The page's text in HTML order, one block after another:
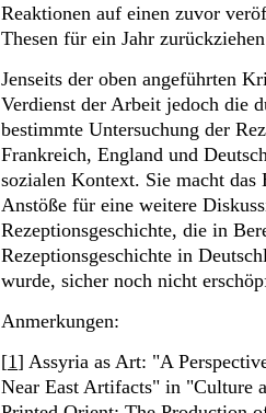
Reaktionen auf einen zuvor
Thesen für ein Jahr
Jenseits der oben angeführten
Verdienst der Arbeit jedoch die
bestimmte Untersuchung der
Frankreich, England und
sozialen Kontext. Sie macht
Anstöße für eine weitere
Rezeptionsgeschichte, die in
Rezeptionsgeschichte in
wurde, sicher noch nicht
Anmerkungen:
[1] Assyria as Art: "A
Near East Artifacts" in "Culture